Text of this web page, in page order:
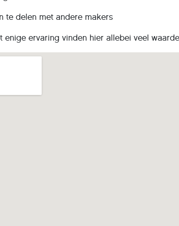
te delen met andere makers
enige ervaring vinden hier allebei veel